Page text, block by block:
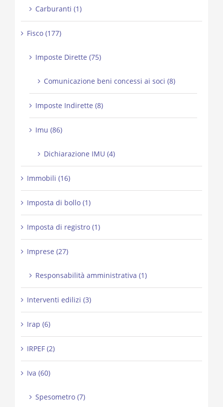
Carburanti (1)
Fisco (177)
Imposte Dirette (75)
Comunicazione beni concessi ai soci (8)
Imposte Indirette (8)
Imu (86)
Dichiarazione IMU (4)
Immobili (16)
Imposta di bollo (1)
Imposta di registro (1)
Imprese (27)
Responsabilità amministrativa (1)
Interventi edilizi (3)
Irap (6)
IRPEF (2)
Iva (60)
Spesometro (7)